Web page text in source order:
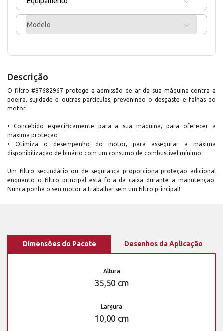
Modelo
Descrição
O filtro #87682967 protege a admissão de ar da sua máquina contra a
poeira, sujidade e outras partículas, prevenindo o desgaste e falhas do
motor.
• Concebido especificamente para a sua máquina, para oferecer a
máxima proteção
• Otimiza o desempenho do motor, para assegurar a máxima
disponibilização de binário com um consumo de combustível mínimo
Um filtro secundário ou de segurança proporciona proteção adicional
enquanto o filtro principal está fora da caixa durante a manutenção.
Nunca ponha o seu motor a trabalhar sem um filtro principal!
Dimensões do Pacote Desenhos da Aplicação
Altura
35,50 cm
Largura
10,00 cm